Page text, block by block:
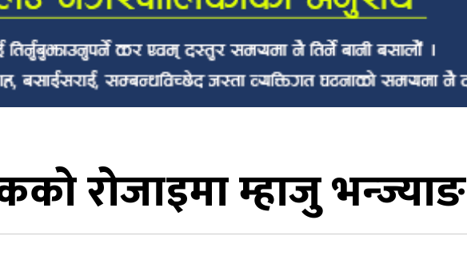
रोजाइमा म्हाजु भन्ज्याङ